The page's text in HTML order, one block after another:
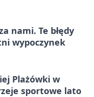
nami. Te błędy
wypoczynek
Plażówki w
sportowe lato